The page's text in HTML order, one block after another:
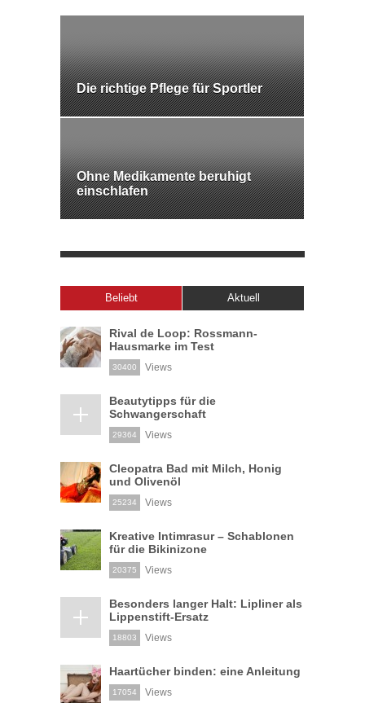
Die richtige Pflege für Sportler
Ohne Medikamente beruhigt
einschlafen
Beliebt Aktuell
Rival de Loop: Rossmann-
Hausmarke im Test
30400 Views
Beautytipps für die
Schwangerschaft
29364 Views
Cleopatra Bad mit Milch, Honig
und Olivenöl
25234 Views
Kreative Intimrasur – Schablonen
für die Bikinizone
20375 Views
Besonders langer Halt: Lipliner als
Lippenstift-Ersatz
18803 Views
Haartücher binden: eine Anleitung
17054 Views